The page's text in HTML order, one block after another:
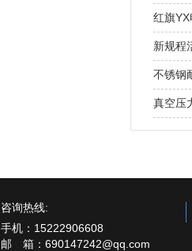
红旗
新规程
不锈钢
真空压
咨询热线:
手机：15222906608
邮 箱：690147242@qq.com